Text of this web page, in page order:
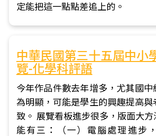
定能把這一點點差追上的。
中華民國第三十五屆中小
覽-化學科評語
今年作品件數去年增多，尤其國中
為明顯，可能是學生的興趣提高與
致。 展覽看板進步很多，版面大
能有三：（一）電腦處理進步